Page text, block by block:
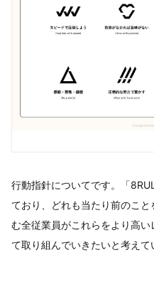
行動指針についてです。「
ており、どれも当たり前のこ
む全従業員がこれらをより高
て取り組んでいきたいと考えて